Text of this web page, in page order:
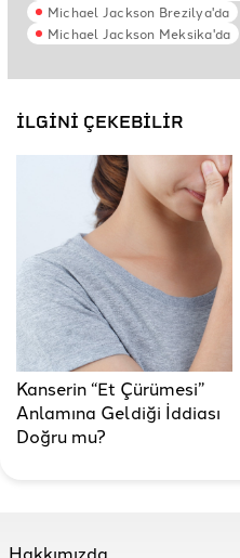
Michael Jackson Brezilya'da
Michael Jackson Meksika'da
İLGİNİ ÇEKEBİLİR
Kanserin “Et Çürümesi”
Anlamına Geldiği İddiası
Doğru mu?
Hakkımızda